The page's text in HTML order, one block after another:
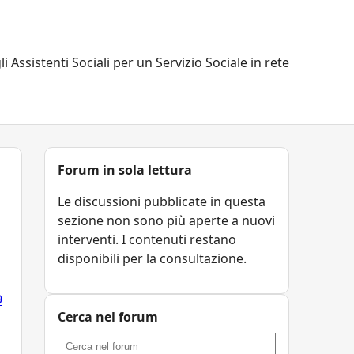
Assistenti Sociali per un Servizio Sociale in rete
Forum in sola lettura
Le discussioni pubblicate in questa
sezione non sono più aperte a nuovi
interventi. I contenuti restano
disponibili per la consultazione.
Cerca nel forum